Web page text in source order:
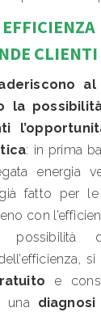
CLIENTI
al
la
: in prima
energia
fatto per
con
possibilità
e
una